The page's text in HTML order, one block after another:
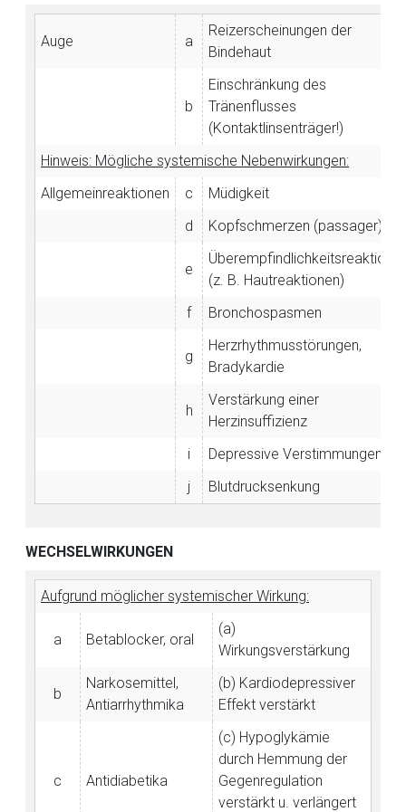
Auge a
Reizerscheinungen der
Bindehaut
b
Einschränkung des
Tränenflusses
(Kontaktlinsenträger!)
Hinweis: Mögliche systemische Nebenwirkungen:
Allgemeinreaktionen
c
Müdigkeit
d
Kopfschmerzen (passager)
e
(z. B. Hautreaktionen)
f
Bronchospasmen
g
Herzrhythmusstörungen,
Bradykardie
h
Verstärkung einer
Herzinsuffizienz
i
Depressive Verstimmungen
j
Blutdrucksenkung
WECHSELWIRKUNGEN
Aufgrund möglicher systemischer Wirkung:
a Betablocker, oral
(a)
Wirkungsverstärkung
b
Narkosemittel,
Antiarrhythmika
(b) Kardiodepressiver
Effekt verstärkt
c Antidiabetika
(c) Hypoglykämie
durch Hemmung der
Gegenregulation
verstärkt u. verlängert
Aufruf einer externen Seite
Der von Ihnen aufgerufene Link öffnet eine externe Web-
Seite. Für die Inhalte der externen Web-Seite ist deren
Betreiber verantwortlich. Ebenso gelten dort ggf. andere
Datenschutzbestimmungen.